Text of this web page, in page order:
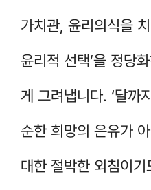
가치관, 윤리의식을
윤리적 선택’을 정당
게 그려냅니다. ‘달까
순한 희망의 은유가
대한 절박한 외침이기